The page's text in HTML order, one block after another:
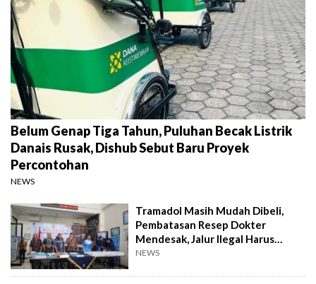
Belum Genap Tiga Tahun, Puluhan Becak Listrik
Danais Rusak, Dishub Sebut Baru Proyek
Percontohan
NEWS
Tramadol Masih Mudah Dibeli,
Pembatasan Resep Dokter
Mendesak, Jalur Ilegal Harus
Distop
NEWS